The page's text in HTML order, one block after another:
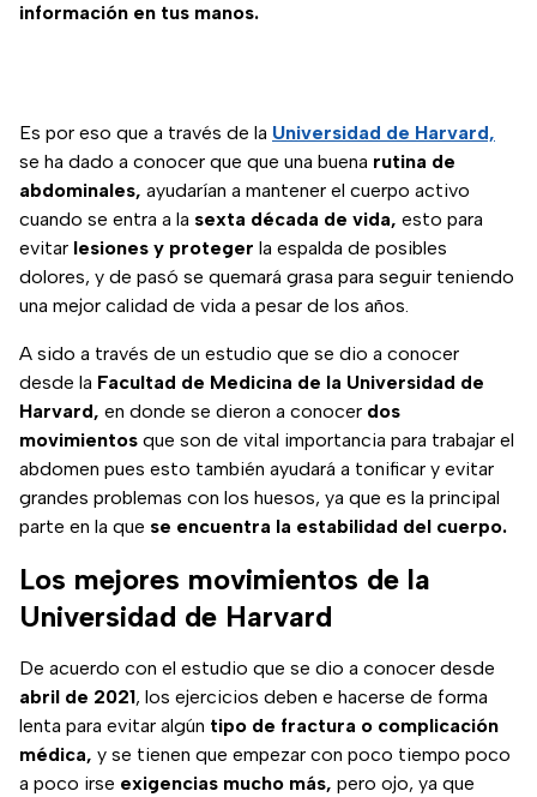
información en tus manos.
Es por eso que a través de la Universidad de Harvard,
se ha dado a conocer que que una buena rutina de
abdominales, ayudarían a mantener el cuerpo activo
cuando se entra a la sexta década de vida, esto para
evitar lesiones y proteger la espalda de posibles
dolores, y de pasó se quemará grasa para seguir teniendo
una mejor calidad de vida a pesar de los años.
A sido a través de un estudio que se dio a conocer
desde la Facultad de Medicina de la Universidad de
Harvard, en donde se dieron a conocer dos
movimientos que son de vital importancia para trabajar el
abdomen pues esto también ayudará a tonificar y evitar
grandes problemas con los huesos, ya que es la principal
parte en la que se encuentra la estabilidad del cuerpo.
Los mejores movimientos de la
Universidad de Harvard
De acuerdo con el estudio que se dio a conocer desde
abril de 2021, los ejercicios deben e hacerse de forma
lenta para evitar algún tipo de fractura o complicación
médica, y se tienen que empezar con poco tiempo poco
a poco irse exigencias mucho más, pero ojo, ya que